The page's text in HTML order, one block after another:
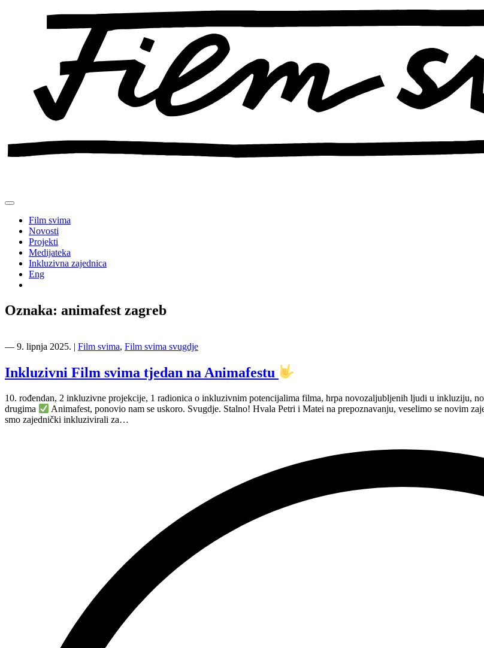
Film svima
Novosti
Projekti
Medijateka
Inkluzivna zajednica
Eng
Oznaka: animafest zagreb
― 9. lipnja 2025. | Film svima, Film svima svugdje
Inkluzivni Film svima tjedan na Animafestu
10.⁠ ⁠rođendan, 2 inkluzivne projekcije, 1 radionica o inkluzivnim potencijalima filma, hrpa novozaljubljenih ljudi u inkluziju,
drugima
Animafest, ponovio nam se uskoro. Svugdje. Stalno! Hvala Petri i Matei na prepoznavanju, veselimo se novim
smo zajednički inkluzivirali za…